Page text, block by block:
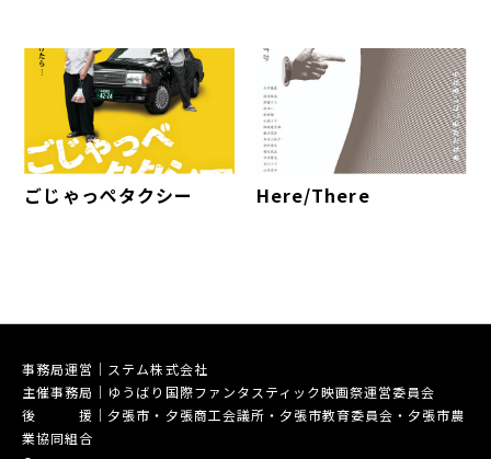
ごじゃっぺタクシー Here/There
事務局運営｜ステム株式会社
主催事務局｜ゆうばり国際ファンタスティック映画祭運営委員会
後 援｜夕張市・夕張商工会議所・夕張市教育委員会・夕張市農
業協同組合